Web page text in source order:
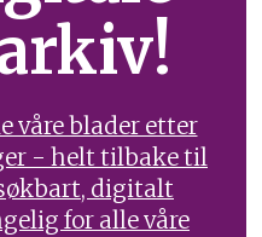
våre blader etter
- helt tilbake til
digitalt
for alle våre